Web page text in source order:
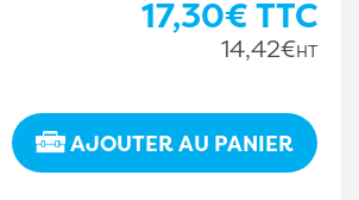
17,30€TTC
14,42€HT
AJOUTER AU PANIER